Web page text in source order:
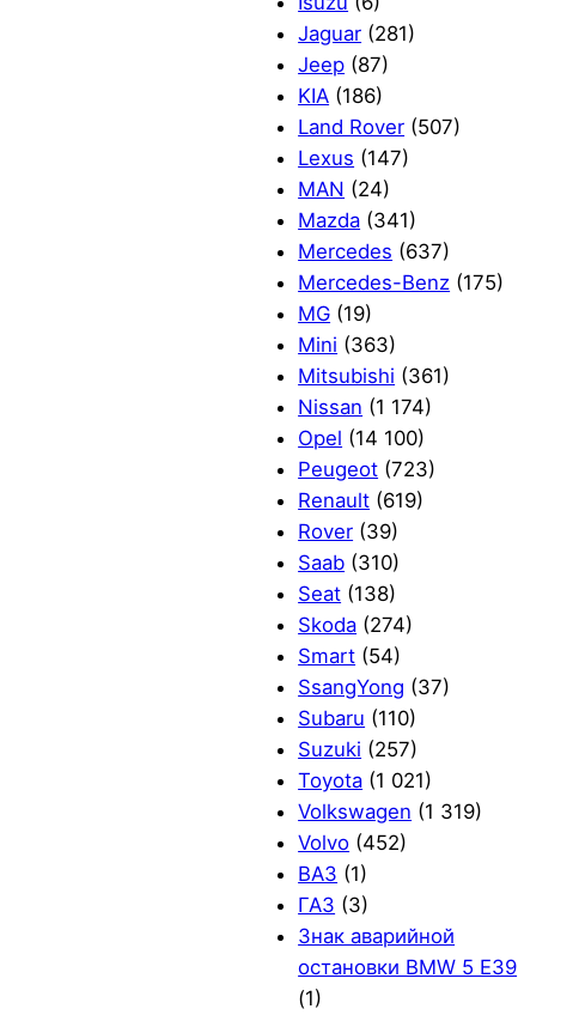
Jaguar (281)
Jeep (87)
KIA (186)
Land Rover (507)
Lexus (147)
MAN (24)
Mazda (341)
Mercedes (637)
Mercedes-Benz (175)
MG (19)
Mini (363)
Mitsubishi (361)
Nissan (1 174)
Opel (14 100)
Peugeot (723)
Renault (619)
Rover (39)
Saab (310)
Seat (138)
Skoda (274)
Smart (54)
SsangYong (37)
Subaru (110)
Suzuki (257)
Toyota (1 021)
Volkswagen (1 319)
Volvo (452)
ВАЗ (1)
ГАЗ (3)
Знак аварийной
остановки BMW 5 E39
(1)